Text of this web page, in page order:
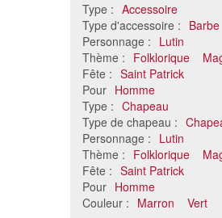
Type : Accessoire
Type d'accessoire : Barbe
Personnage : Lutin
Thème : Folklorique
Fête : Saint Patrick
Pour Homme
Type : Chapeau
Type de chapeau :
Personnage : Lutin
Thème : Folklorique
Fête : Saint Patrick
Pour Homme
Couleur : Marron Vert